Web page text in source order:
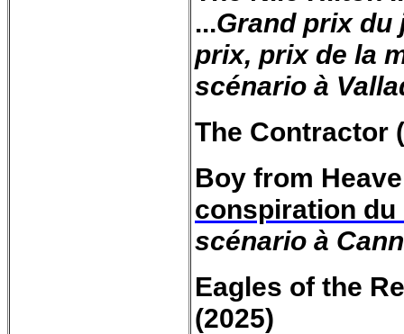
...Grand prix du
prix, prix de la
scénario à
The Contractor
Boy from
conspiration du
scénario à
Eagles of the
(2025)